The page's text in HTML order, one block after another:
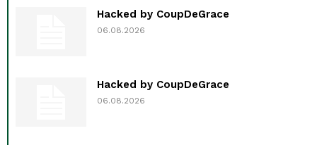
Hacked by CoupDeGrace
06.08.2026
Hacked by CoupDeGrace
06.08.2026